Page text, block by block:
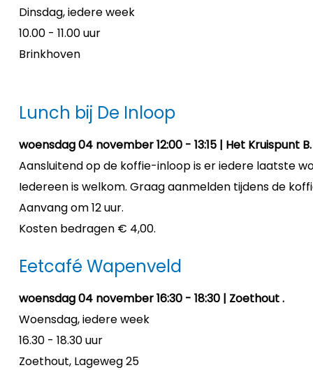
Dinsdag, iedere week
10.00 - 11.00 uur
Brinkhoven
Lunch bij De Inloop
woensdag 04 november 12:00 - 13:15 | Het Kruispunt
Aansluitend op de koffie-inloop is er iedere laatste
Iedereen is welkom. Graag aanmelden tijdens de
Aanvang om 12 uur.
Kosten bedragen € 4,00.
Eetcafé Wapenveld
woensdag 04 november 16:30 - 18:30 | Zoethout .
Woensdag, iedere week
16.30 - 18.30 uur
Zoethout, Lageweg 25